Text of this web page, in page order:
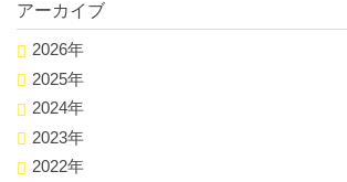
アーカイブ
2026年
2025年
2024年
2023年
2022年